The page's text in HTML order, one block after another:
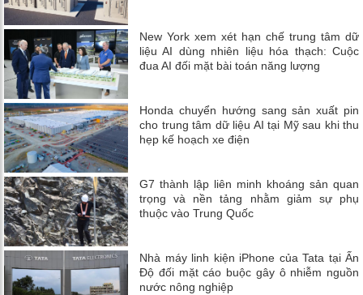
New York xem xét hạn chế trung tâm dữ
liệu AI dùng nhiên liệu hóa thạch: Cuộc
đua AI đối mặt bài toán năng lượng
Honda chuyển hướng sang sản xuất pin
cho trung tâm dữ liệu AI tại Mỹ sau khi thu
hẹp kế hoạch xe điện
G7 thành lập liên minh khoáng sản quan
trọng và nền tảng nhằm giảm sự phụ
thuộc vào Trung Quốc
Nhà máy linh kiện iPhone của Tata tại Ấn
Độ đối mặt cáo buộc gây ô nhiễm nguồn
nước nông nghiệp